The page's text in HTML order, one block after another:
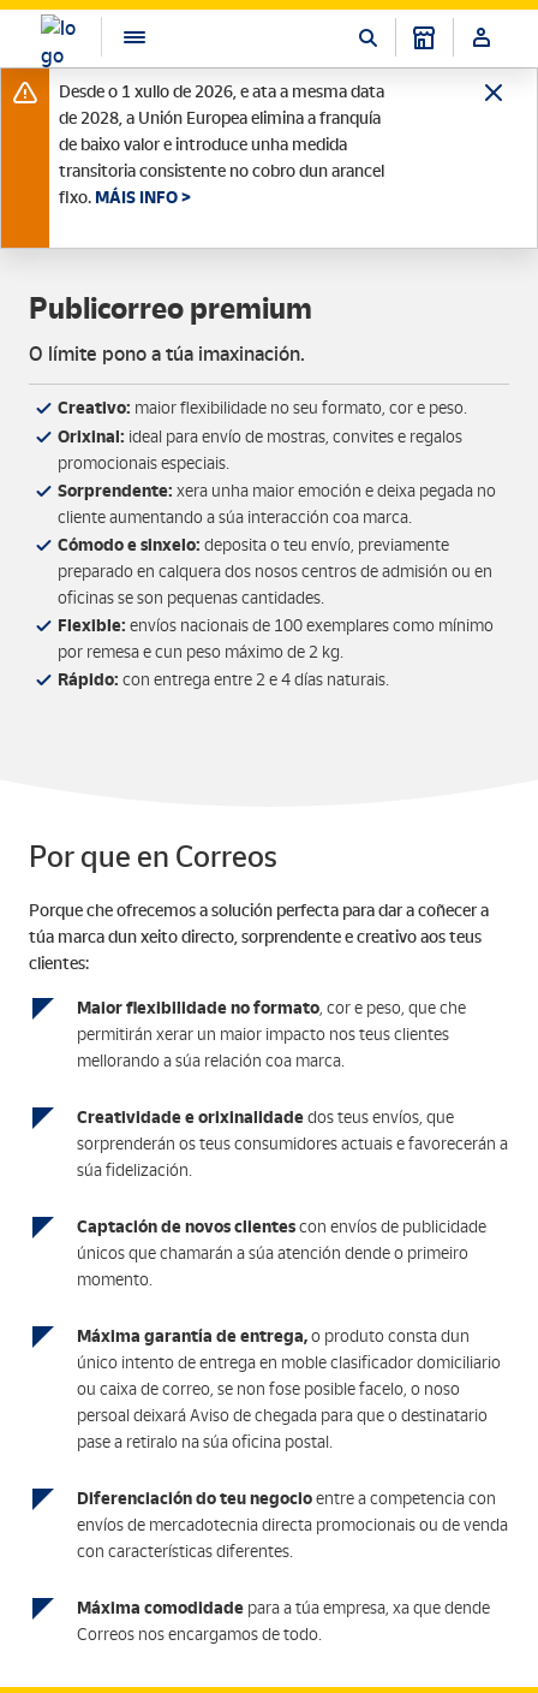
Desde o 1 xullo de 2026, e ata a mesma data
de 2028, a Unión Europea elimina a franquía
de baixo valor e introduce unha medida
transitoria consistente no cobro dun arancel
fixo. MÁIS INFO >
Publicorreo premium
O límite pono a túa imaxinación.
Creativo: maior flexibilidade no seu formato, cor e peso.
Orixinal: ideal para envío de mostras, convites e regalos
promocionais especiais.
Sorprendente: xera unha maior emoción e deixa pegada no
cliente aumentando a súa interacción coa marca.
Cómodo e sinxelo: deposita o teu envío, previamente
preparado en calquera dos nosos centros de admisión ou en
oficinas se son pequenas cantidades.
Flexible: envíos nacionais de 100 exemplares como mínimo
por remesa e cun peso máximo de 2 kg.
Rápido: con entrega entre 2 e 4 días naturais.
Por que en Correos
Porque che ofrecemos a solución perfecta para dar a coñecer a
túa marca dun xeito directo, sorprendente e creativo aos teus
clientes:
Maior flexibilidade no formato, cor e peso, que che
permitirán xerar un maior impacto nos teus clientes
mellorando a súa relación coa marca.
Creatividade e orixinalidadedos teus envíos, que
sorprenderán os teus consumidores actuais e favorecerán a
súa fidelización.
Captación de novos clientescon envíos de publicidade
únicos que chamarán a súa atención dende o primeiro
momento.
Máxima garantía de entrega,o produto consta dun
único intento de entrega en moble clasificador domiciliario
ou caixa de correo, se non fose posible facelo, o noso
persoal deixará Aviso de chegada para que o destinatario
pase a retiralo na súa oficina postal.
Diferenciación do teu negocioentre a competencia con
envíos de mercadotecnia directa promocionais ou de venda
con características diferentes.
Máxima comodidade para a túa empresa, xa que dende
Correos nos encargamos de todo.